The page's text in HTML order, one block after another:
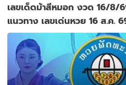
เลขเด็ดม้าสีหมอก งวด 16/8/
แนวทาง เลขเด่นหวย 16 ส.ค.